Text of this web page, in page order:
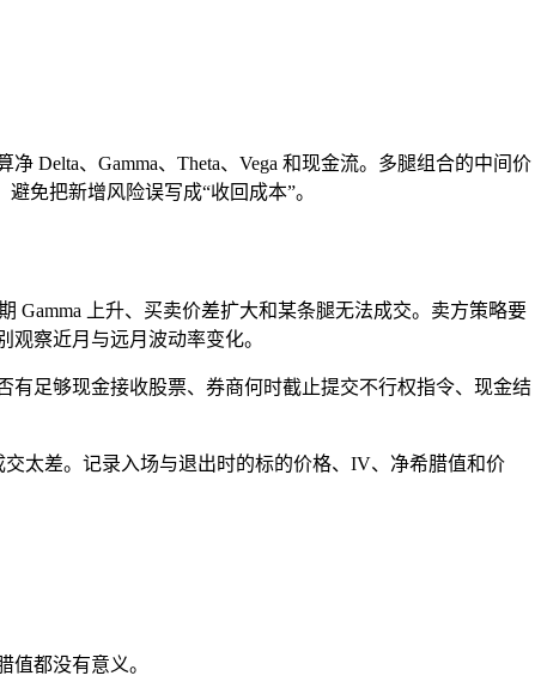
Delta、Gamma、Theta、Vega 和现金流。多腿组合的中间价
免把新增风险误写成“收回成本”。
Gamma 上升、买卖价差扩大和某条腿无法成交。卖方策略要
察近月与远月波动率变化。
足够现金接收股票、券商何时截止提交不行权指令、现金结
太差。记录入场与退出时的标的价格、IV、净希腊值和价
都没有意义。